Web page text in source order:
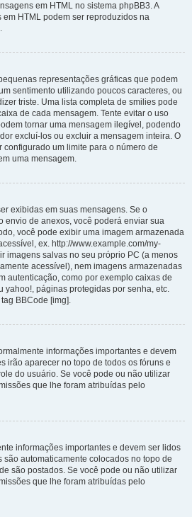
em HTML no sistema phpBB3. A
HTML podem ser reproduzidos na
representações gráficas que podem
sentimento utilizando poucos caracteres, ou
triste. Uma lista completa de smilies pode
de cada mensagem. Tente evitar o uso
tornar uma mensagem ilegível, podendo
excluí-los ou excluir a mensagem inteira. O
um limite para o número de
uma mensagem.
exibidas em suas mensagens. Se o
envio de anexos, você poderá enviar sua
você pode exibir uma imagem armazenada
ex. http://www.example.com/my-
imagens salvas no seu próprio PC (a menos
acessível), nem imagens armazenadas
autenticação, como por exemplo caixas de
yahoo!, páginas protegidas por senha, etc.
BBCode [img].
informações importantes e devem
irão aparecer no topo de todos os fóruns e
do usuário. Se você pode ou não utilizar
que lhe foram atribuídas pelo
informações importantes e devem ser lidos
são automaticamente colocados no topo de
são postados. Se você pode ou não utilizar
que lhe foram atribuídas pelo